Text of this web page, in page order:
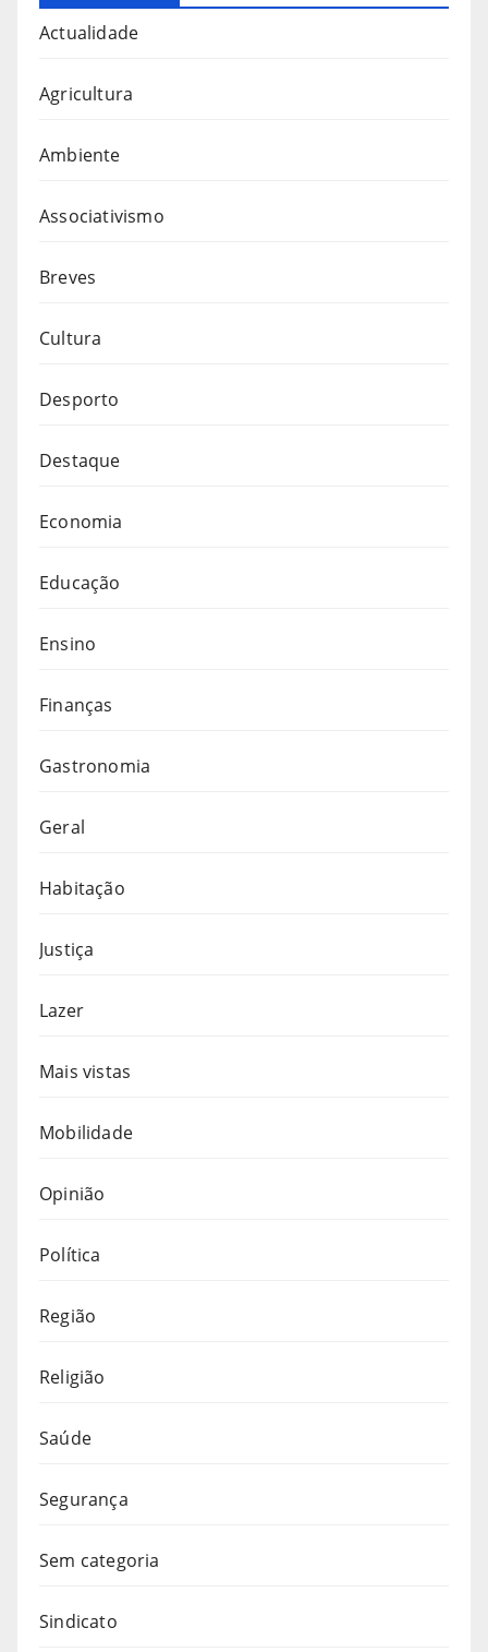
Actualidade
Agricultura
Ambiente
Associativismo
Breves
Cultura
Desporto
Destaque
Economia
Educação
Ensino
Finanças
Gastronomia
Geral
Habitação
Justiça
Lazer
Mais vistas
Mobilidade
Opinião
Política
Região
Religião
Saúde
Segurança
Sem categoria
Sindicato